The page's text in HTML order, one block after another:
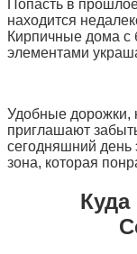
Попасть в
находится
Кирпичные дома
элементами
Удобные дорожки,
приглашают
сегодняшний день
зона, которая